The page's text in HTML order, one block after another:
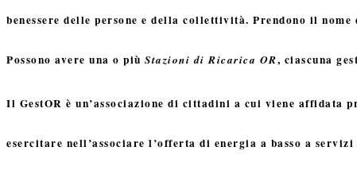
benessere delle persone e della collettività. Prendono il nome
Possono avere una o più Stazioni di Ricarica OR, ciascuna
Il GestOR è un’associazione di cittadini a cui viene affidata
esercitare nell’associare l’offerta di energia a basso a